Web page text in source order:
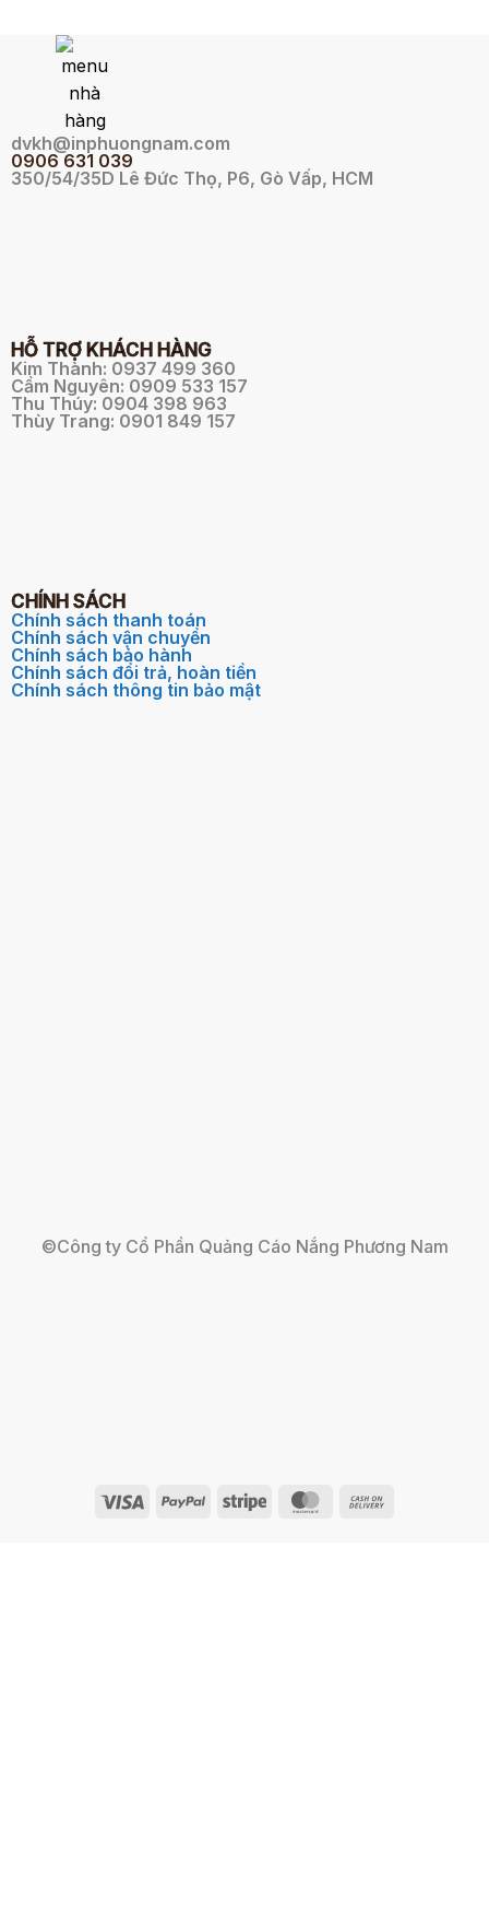
dvkh@inphuongnam.com
0906 631 039
350/54/35D Lê Đức Thọ, P6, Gò Vấp, HCM
HỖ TRỢ KHÁCH HÀNG
Kim Thành: 0937 499 360
Cẩm Nguyên: 0909 533 157
Thu Thúy: 0904 398 963
Thùy Trang: 0901 849 157
CHÍNH SÁCH
Chính sách thanh toán
Chính sách vận chuyển
Chính sách bảo hành
Chính sách đổi trả, hoàn tiền
Chính sách thông tin bảo mật
©Công ty Cổ Phần Quảng Cáo Nắng Phương Nam